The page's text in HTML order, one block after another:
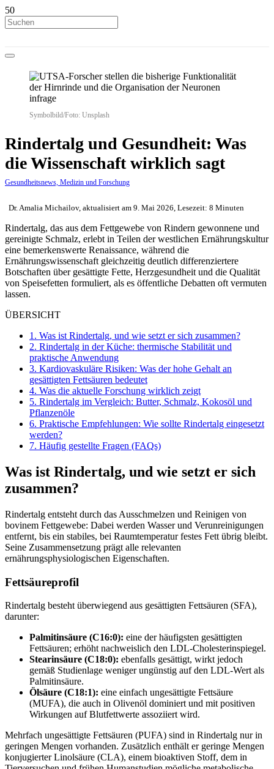
Symbolbild/Foto: Unsplash
Rindertalg und Gesundheit: Was
die Wissenschaft wirklich sagt
Gesundheitsnews, Medizin und Forschung
Dr. Amalia Michailov, aktualisiert am 9. Mai 2026, Lesezeit: 8 Minuten
Rindertalg, das aus dem Fettgewebe von Rindern gewonnene und
gereinigte Schmalz, erlebt in Teilen der westlichen Ernährungskultur
eine bemerkenswerte Renaissance, während die
Ernährungswissenschaft gleichzeitig deutlich differenziertere
Botschaften über gesättigte Fette, Herzgesundheit und die Qualität
von Speisefetten formuliert, als es öffentliche Debatten oft vermuten
lassen.
ÜBERSICHT
1. Was ist Rindertalg, und wie setzt er sich zusammen?
2. Rindertalg in der Küche: thermische Stabilität und
praktische Anwendung
3. Kardiovaskuläre Risiken: Was der hohe Gehalt an
gesättigten Fettsäuren bedeutet
4. Was die aktuelle Forschung wirklich zeigt
5. Rindertalg im Vergleich: Butter, Schmalz, Kokosöl und
Pflanzenöle
6. Praktische Empfehlungen: Wie sollte Rindertalg eingesetzt
werden?
7. Häufig gestellte Fragen (FAQs)
Was ist Rindertalg, und wie setzt er sich
zusammen?
Rindertalg entsteht durch das Ausschmelzen und Reinigen von
bovinem Fettgewebe: Dabei werden Wasser und Verunreinigungen
entfernt, bis ein stabiles, bei Raumtemperatur festes Fett übrig bleibt.
Seine Zusammensetzung prägt alle relevanten
ernährungsphysiologischen Eigenschaften.
Fettsäureprofil
Rindertalg besteht überwiegend aus gesättigten Fettsäuren (SFA),
darunter:
Palmitinsäure (C16:0): eine der häufigsten gesättigten
Fettsäuren; erhöht nachweislich den LDL-Cholesterinspiegel.
Stearinsäure (C18:0): ebenfalls gesättigt, wirkt jedoch
gemäß Studienlage weniger ungünstig auf den LDL-Wert als
Palmitinsäure.
Ölsäure (C18:1): eine einfach ungesättigte Fettsäure
(MUFA), die auch in Olivenöl dominiert und mit positiven
Wirkungen auf Blutfettwerte assoziiert wird.
Mehrfach ungesättigte Fettsäuren (PUFA) sind in Rindertalg nur in
geringen Mengen vorhanden. Zusätzlich enthält er geringe Mengen
konjugierter Linolsäure (CLA), einem bioaktiven Stoff, dem in